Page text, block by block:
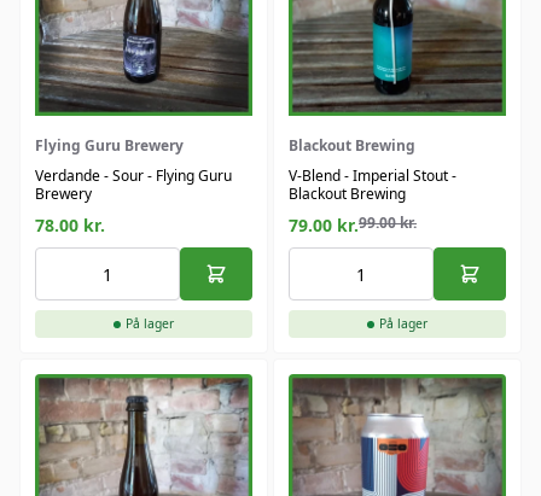
Flying Guru Brewery
Verdande - Sour - Flying Guru
Brewery
78.00 kr.
På lager
Blackout Brewing
V-Blend - Imperial Stout -
Blackout Brewing
79.00 kr.99.00kr.
På lager